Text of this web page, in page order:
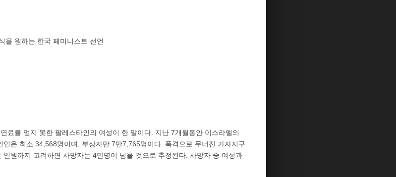
을 원하는 한국 페미니스트 선언
료를 얻지 못한 팔레스타인의 여성이 한 말이다. 지난 7개월동안 이스라엘의
은 최소 34,568명이며, 부상자만 7만7,765명이다. 폭격으로 무너진 가자지구
원까지 고려하면 사망자는 4만명이 넘을 것으로 추정된다. 사망자 중 여성과